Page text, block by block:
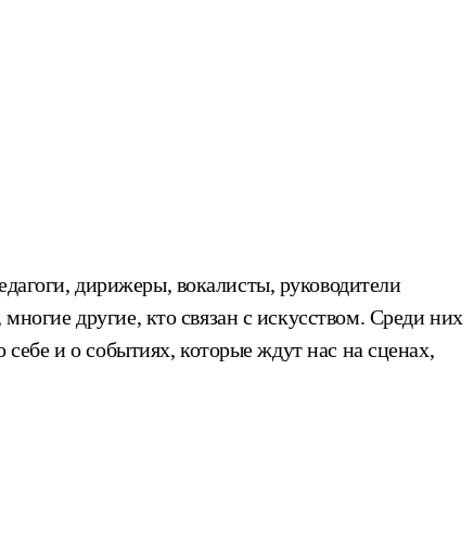
дирижеры, вокалисты, руководители
другие, кто связан с искусством. Среди них
и о событиях, которые ждут нас на сценах,